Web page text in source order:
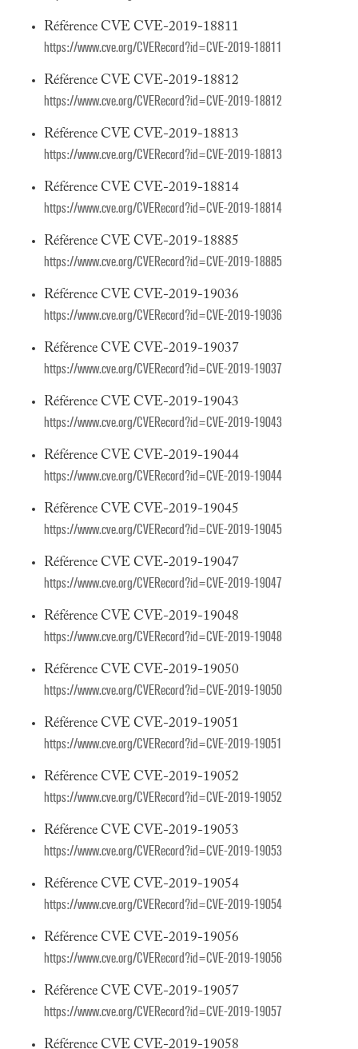
Référence CVE CVE-2019-18811
https://www.cve.org/CVERecord?id=CVE-2019-18811
Référence CVE CVE-2019-18812
https://www.cve.org/CVERecord?id=CVE-2019-18812
Référence CVE CVE-2019-18813
https://www.cve.org/CVERecord?id=CVE-2019-18813
Référence CVE CVE-2019-18814
https://www.cve.org/CVERecord?id=CVE-2019-18814
Référence CVE CVE-2019-18885
https://www.cve.org/CVERecord?id=CVE-2019-18885
Référence CVE CVE-2019-19036
https://www.cve.org/CVERecord?id=CVE-2019-19036
Référence CVE CVE-2019-19037
https://www.cve.org/CVERecord?id=CVE-2019-19037
Référence CVE CVE-2019-19043
https://www.cve.org/CVERecord?id=CVE-2019-19043
Référence CVE CVE-2019-19044
https://www.cve.org/CVERecord?id=CVE-2019-19044
Référence CVE CVE-2019-19045
https://www.cve.org/CVERecord?id=CVE-2019-19045
Référence CVE CVE-2019-19047
https://www.cve.org/CVERecord?id=CVE-2019-19047
Référence CVE CVE-2019-19048
https://www.cve.org/CVERecord?id=CVE-2019-19048
Référence CVE CVE-2019-19050
https://www.cve.org/CVERecord?id=CVE-2019-19050
Référence CVE CVE-2019-19051
https://www.cve.org/CVERecord?id=CVE-2019-19051
Référence CVE CVE-2019-19052
https://www.cve.org/CVERecord?id=CVE-2019-19052
Référence CVE CVE-2019-19053
https://www.cve.org/CVERecord?id=CVE-2019-19053
Référence CVE CVE-2019-19054
https://www.cve.org/CVERecord?id=CVE-2019-19054
Référence CVE CVE-2019-19056
https://www.cve.org/CVERecord?id=CVE-2019-19056
Référence CVE CVE-2019-19057
https://www.cve.org/CVERecord?id=CVE-2019-19057
Référence CVE CVE-2019-19058